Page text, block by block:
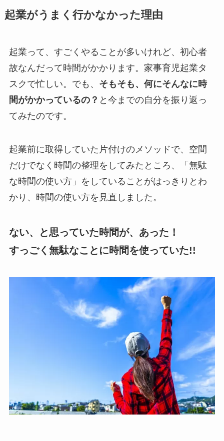
起業がうまく行かなかった理由
起業って、すごくやることが多いけれど、初心者
故なんだって時間がかかります。家事育児起業タ
スクで忙しい。でも、 そもそも、何にそんなに時
間がかかっているの？ と今までの自分を振り返っ
てみたのです。
起業前に取得していた片付けのメソッドで、空間
だけでなく時間の整理をしてみたところ、
「無駄
な時間の使い方」をしている ことがはっきりとわ
かり、時間の使い方を見直しました。
ない、と思っていた時間が、あった！
すっごく無駄なことに時間を使っていた!!